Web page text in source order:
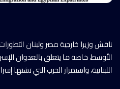
ناقش وزيرا خارجية مصر ولبنان
الأوسط، خاصة ما يتعلق بالعدوان
اللبنانية، واستمرار الحرب التي تشنها